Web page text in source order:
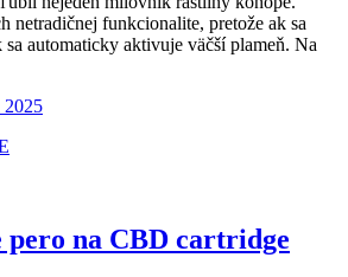
netradičnej funkcionalite, pretože ak sa
automaticky aktivuje väčší plameň. Na
2025
pero na CBD cartridge